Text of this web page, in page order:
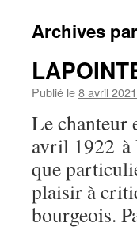
Archives
Publié le8 avril 2021
Le chanteur
avril 1922 à
que
plaisir à
bourgeois.